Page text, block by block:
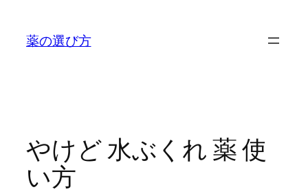
薬の選び方
やけど 水ぶくれ 薬 使
い方